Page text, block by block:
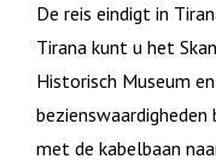
De reis eindigt in
Tirana kunt u het
Historisch Museum
met de kabelbaan